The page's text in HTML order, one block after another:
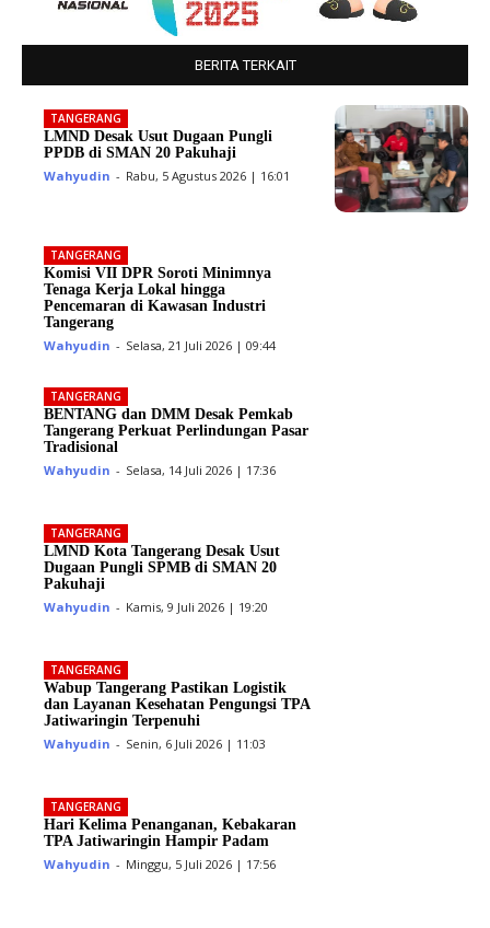
BERITA TERKAIT
TANGERANG
LMND Desak Usut Dugaan Pungli
PPDB di SMAN 20 Pakuhaji
Wahyudin - Rabu, 5 Agustus 2026 | 16:01
TANGERANG
Komisi VII DPR Soroti Minimnya
Tenaga Kerja Lokal hingga
Pencemaran di Kawasan Industri
Tangerang
Wahyudin - Selasa, 21 Juli 2026 | 09:44
TANGERANG
BENTANG dan DMM Desak Pemkab
Tangerang Perkuat Perlindungan Pasar
Tradisional
Wahyudin - Selasa, 14 Juli 2026 | 17:36
TANGERANG
LMND Kota Tangerang Desak Usut
Dugaan Pungli SPMB di SMAN 20
Pakuhaji
Wahyudin - Kamis, 9 Juli 2026 | 19:20
TANGERANG
Wabup Tangerang Pastikan Logistik
dan Layanan Kesehatan Pengungsi TPA
Jatiwaringin Terpenuhi
Wahyudin - Senin, 6 Juli 2026 | 11:03
TANGERANG
Hari Kelima Penanganan, Kebakaran
TPA Jatiwaringin Hampir Padam
Wahyudin - Minggu, 5 Juli 2026 | 17:56